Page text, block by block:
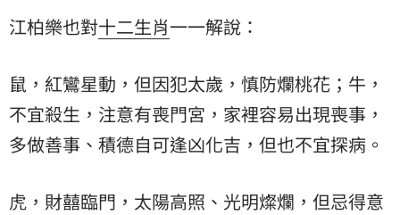
江柏樂也對十二生肖一一解說：
鼠，紅鸞星動，但因犯太歲，慎防爛桃花；牛，
不宜殺生，注意有喪門宮，家裡容易出現喪事，
多做善事、積德自可逢凶化吉，但也不宜探病。
虎，財囍臨門，太陽高照、光明燦爛，但忌得意